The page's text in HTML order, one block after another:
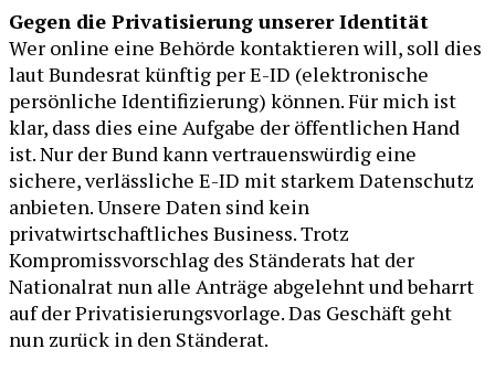
Gegen die Privatisierung unserer Identität
Wer online eine Behörde kontaktieren will, soll dies
laut Bundesrat künftig per E-ID (elektronische
persönliche Identifizierung) können. Für mich ist
klar, dass dies eine Aufgabe der öffentlichen Hand
ist. Nur der Bund kann vertrauenswürdig eine
sichere, verlässliche E-ID mit starkem Datenschutz
anbieten. Unsere Daten sind kein
privatwirtschaftliches Business. Trotz
Kompromissvorschlag des Ständerats hat der
Nationalrat nun alle Anträge abgelehnt und beharrt
auf der Privatisierungsvorlage. Das Geschäft geht
nun zurück in den Ständerat.